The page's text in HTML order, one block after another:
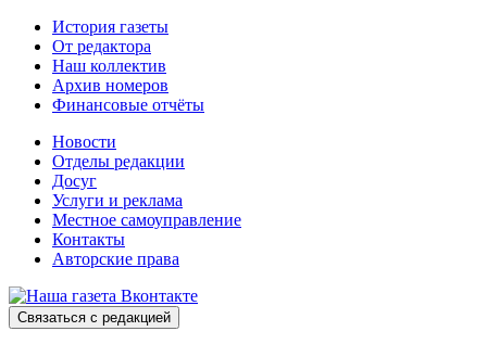
История газеты
От редактора
Наш коллектив
Архив номеров
Финансовые отчёты
Новости
Отделы редакции
Досуг
Услуги и реклама
Местное самоуправление
Контакты
Авторские права
Связаться с редакцией